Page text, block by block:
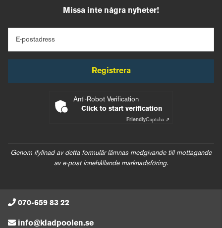
Missa inte några nyheter!
E-postadress
Registrera
Anti-Robot Verification
Click to start verification
FriendlyCaptcha ⇗
Genom ifyllnad av detta formulär lämnas medgivande till mottagande
av e-post innehållande marknadsföring.
070-659 83 22
info@kladpoolen.se